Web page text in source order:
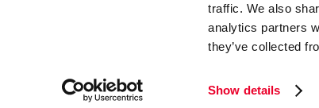
traffic. We also
analytics partners
they’ve collected
Show details
2026 Daklapack Group. Alle